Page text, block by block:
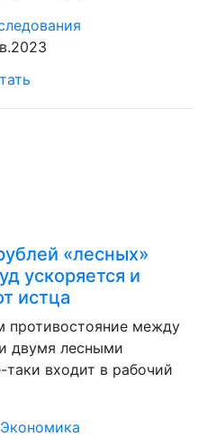
«лесных»
ускоряется и
истца
противостояние между
двумя лесными
входит в рабочий
Экономика